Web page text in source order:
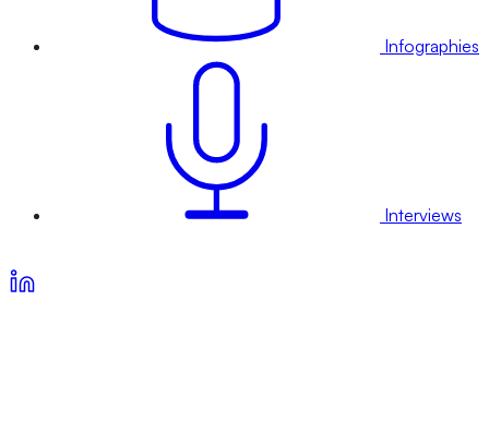
Infographies
Interviews